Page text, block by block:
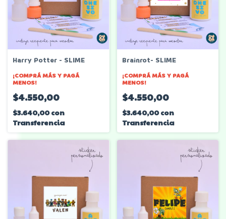
Harry Potter - SLIME
¡COMPRÁ MÁS Y PAGÁ
MENOS!
$4.550,00
$3.640,00con
Transferencia
Brainrot- SLIME
¡COMPRÁ MÁS Y PAGÁ
MENOS!
$4.550,00
$3.640,00con
Transferencia